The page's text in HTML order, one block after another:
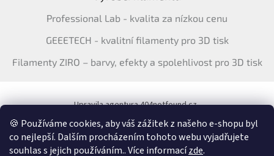
🍪 Používáme cookies, aby váš zážitek z našeho e-shopu byl
co nejlepší. Dalším procházením tohoto webu vyjadřujete
souhlas s jejich používáním.. Více informacízde.
Professional Lab - kvalita za nízkou cenu
GEEETECH - kvalitní filamenty pro 3D tisk
Filamenty ZIRO – barvy, efekty a spolehlivost pro 3D tisk
Upravila agentura 404notfound.cz